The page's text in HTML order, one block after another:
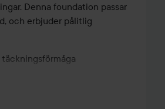
Denna foundation passar
och erbjuder pålitlig
komfort